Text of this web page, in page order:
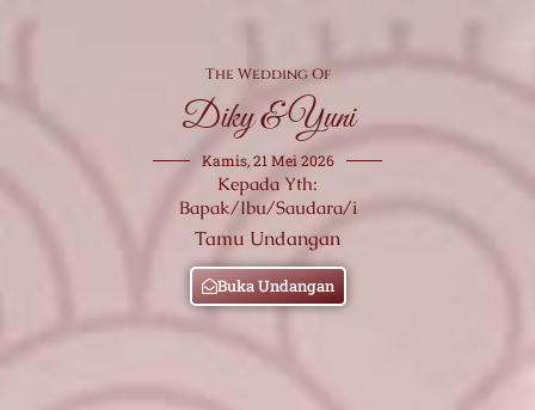
The Wedding Of
Diky & Yuni
Kamis, 21 Mei 2026
Kepada Yth:
Bapak/Ibu/Saudara/i
Tamu Undangan
Buka Undangan